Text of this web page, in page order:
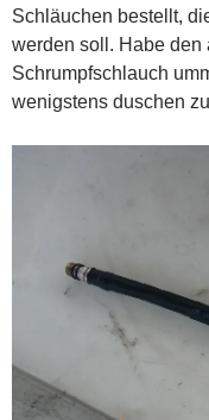
Schläuchen bestellt,
werden soll. Habe den
Schrumpfschlauch
wenigstens duschen